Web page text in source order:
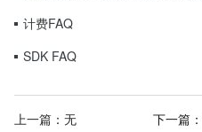
计费FAQ
SDK FAQ
上一篇：无 下一篇：